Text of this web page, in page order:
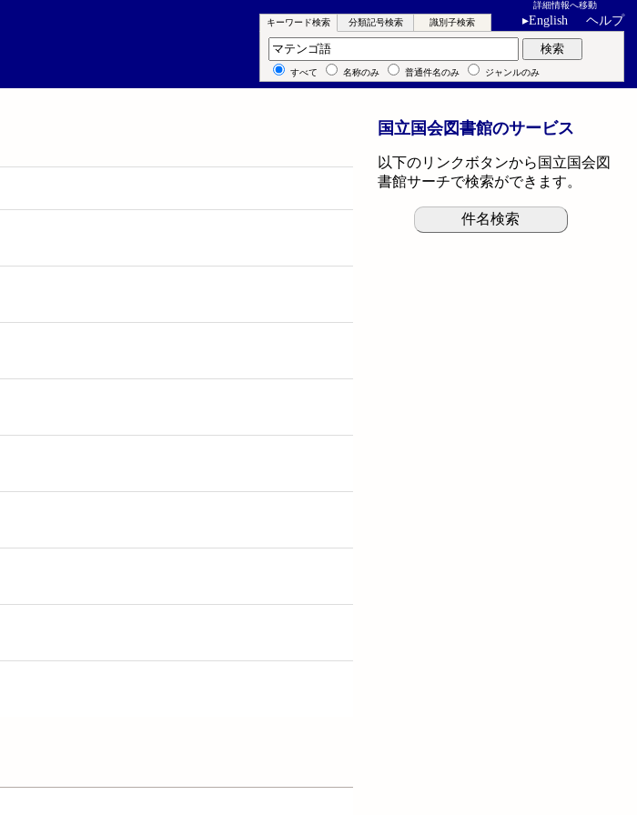
詳細情報へ移動
▸English ヘルプ
キーワード検索 分類記号検索 識別子検索
キーワード検索 検索
すべて 名称のみ 普通件名のみ ジャンルのみ
国立国会図書館のサービス
以下のリンクボタンから国立国会図
書館サーチで検索ができます。
件名検索